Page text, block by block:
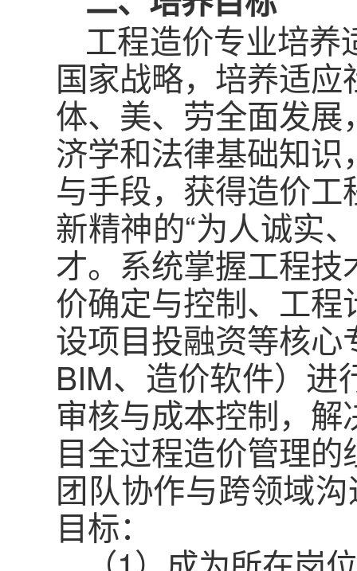
工程造价专业培养
国家战略，培养适
体、美、劳全面发
济学和法律基础知
与手段，获得造价
新精神的“为人诚实
才。系统掌握工程
价确定与控制、工
设项目投融资等核
BIM、造价软件）进
审核与成本控制，
目全过程造价管理
团队协作与跨领域
目标：